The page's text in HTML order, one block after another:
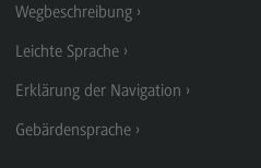
Wegbeschreibung
Leichte Sprache
Erklärung der Navigation
Gebärdensprache